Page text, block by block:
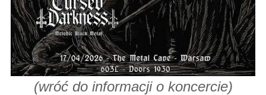
(wróć do informacji o koncercie)